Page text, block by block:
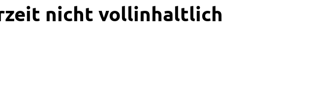
nicht vollinhaltlich